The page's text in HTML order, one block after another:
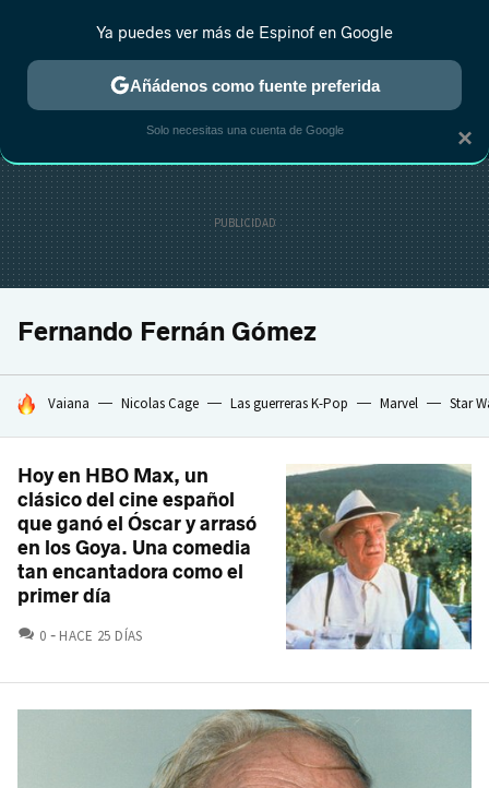
MENÚ NUEVO
ESTRENOS REALITY ANIME RANKINGS CINE
Fernando Fernán Gómez
HOY SE HABLA DE
Vaiana Nicolas Cage Las guerreras K-Pop Marvel Star
Hoy en HBO Max, un
clásico del cine español
que ganó el Óscar y arrasó
en los Goya. Una comedia
tan encantadora como el
primer día
0 COMENTARIOS
HACE 25 DÍAS
×
Ya puedes ver más de Espinof en Google
Añádenos como fuente preferida
Solo necesitas una cuenta de Google